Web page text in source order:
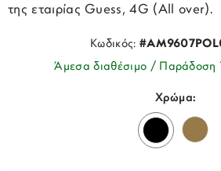
της εταιρίας Guess, 4G (All over).
Κωδικός:
Άμεσα διαθέσιμο / Παράδοση
Χρώμα: